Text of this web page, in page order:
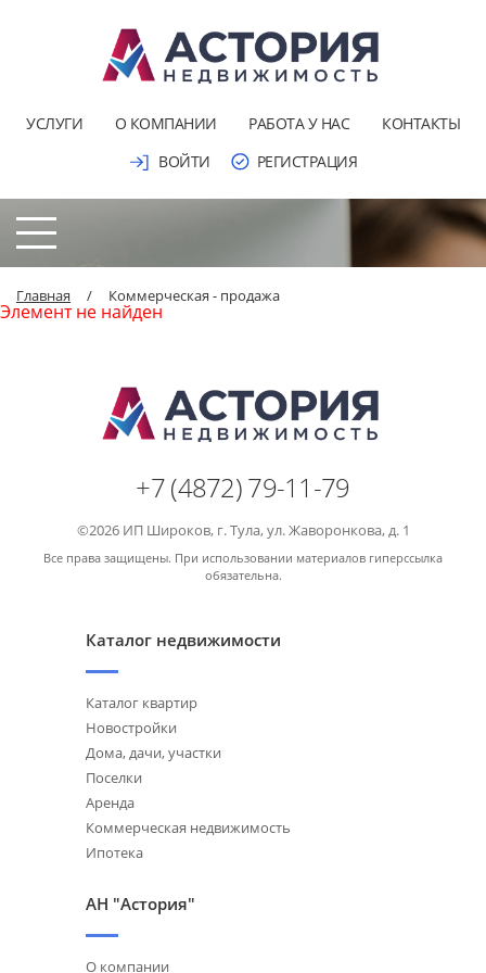
УСЛУГИ О КОМПАНИИ РАБОТА У НАС
КОНТАКТЫ
ВОЙТИ
РЕГИСТРАЦИЯ
Главная / Коммерческая - продажа
Элемент не найден
+7 (4872) 79-11-79
©2026 ИП Широков, г. Тула, ул. Жаворонкова, д. 1
Все права защищены. При использовании материалов гиперссылка
обязательна.
Каталог недвижимости
Каталог квартир
Новостройки
Дома, дачи, участки
Поселки
Аренда
Коммерческая недвижимость
Ипотека
АН "Астория"
О компании